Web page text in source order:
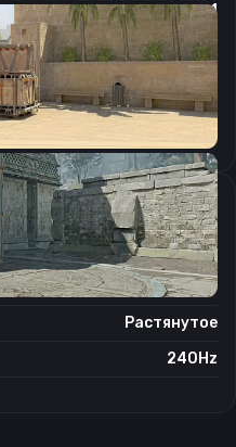
1
6/11
0
1
1280×960
4:3
Растянутое
240Hz